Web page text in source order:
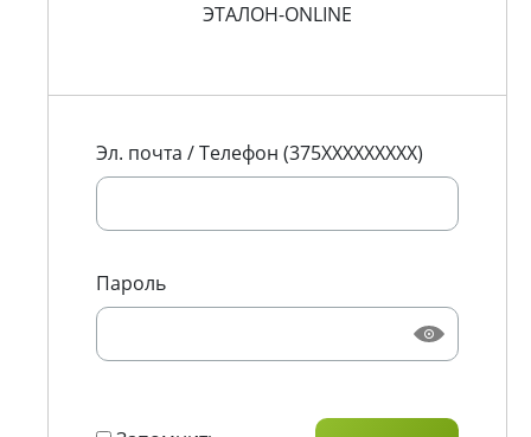
ЭТАЛОН-ONLINE
Эл. почта / Телефон (375XXXXXXXXX)
Пароль